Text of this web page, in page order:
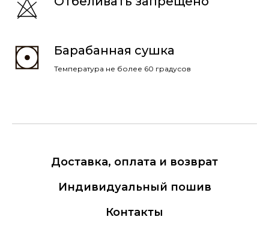
Барабанная сушка
Температура не более 60 градусов
Доставка, оплата и возврат
Индивидуальный пошив
Контакты